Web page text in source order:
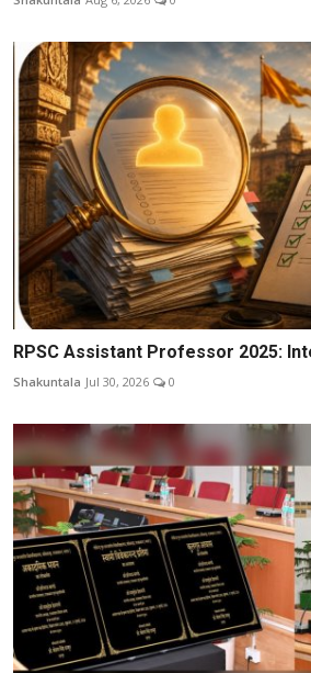
RPSC Assistant Professor 2025:
Shakuntala Jul 30, 2026 0